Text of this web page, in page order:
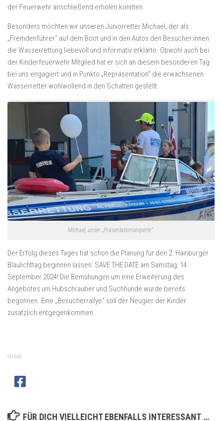
der Feuerwehr anschließend erholen konnten.
Besonders möchten wir unseren Juniorretter Michael, der als
„Fremdenführer“ auf dem Boot und in den Autos den Besucher:innen
die Wasserrettung liebevoll und informativ erklärte. Obwohl auch bei
der Kinderfeuerwehr Mitglied hat er sich an diesem besonderen Tag
bei uns engagiert und in Punkto „Repräsentation“ die erwachsenen
Wasserretter wohlwollend in den Schatten gestellt.
Michael, unser „Präsentationsexperte“.
Der Erfolg dieses Tages hat schon die Planung für den 2. Hainburger
Blaulichttag beginnen lassen: SAVE THE DATE am Samstag, 14.
September 2024! Die Bemühungen um eine Erweiterung des
Angebotes um Hubschrauber und Suchhunde wurde bereits
begonnen. Eine „Besucherrallye“ soll der Neugier der Kinder
zusätzlich entgegenkommen.
SHARE
FÜR DICH VIELLEICHT EBENFALLS INTERESSANT …